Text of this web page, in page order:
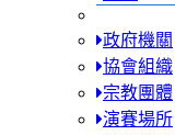
政府機關
協會組織
宗教團體
演賽場所